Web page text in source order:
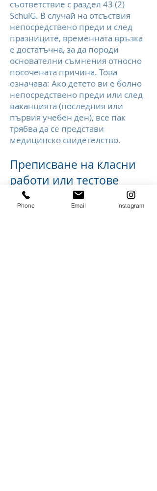
съответствие с раздел 43 (2)
SchulG. В случай на отсъствия
непосредствено преди и след
празниците, временната връзка
е достатъчна, за да породи
основателни съмнения относно
посочената причина. Това
означава: Ако детето ви е болно
непосредствено преди или след
ваканцията (последния или
първия учебен ден), все пак
трябва да се представи
медицинско свидетелство.
Преписване на класни
работи или тестове
Право на поправка има само ако
Phone Email Instagram